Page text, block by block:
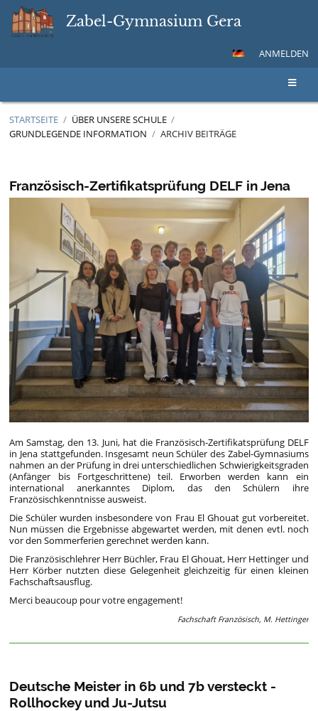
Zabel-Gymnasium Gera
ANMELDEN
STARTSEITE / ÜBER UNSERE SCHULE /
GRUNDLEGENDE INFORMATION / ARCHIV BEITRÄGE
Beiträge
Französisch-Zertifikatsprüfung DELF in Jena
Am Samstag, den 13. Juni, hat die Französisch-Zertifikatsprüfung DELF
in Jena stattgefunden. Insgesamt neun Schüler des Zabel-Gymnasiums
nahmen an der Prüfung in drei unterschiedlichen Schwierigkeitsgraden
(Anfänger bis Fortgeschrittene) teil. Erworben werden kann ein
international anerkanntes Diplom, das den Schülern ihre
Französischkenntnisse ausweist.
Die Schüler wurden insbesondere von Frau El Ghouat gut vorbereitet.
Nun müssen die Ergebnisse abgewartet werden, mit denen evtl. noch
vor den Sommerferien gerechnet werden kann.
Die Französischlehrer Herr Büchler, Frau El Ghouat, Herr Hettinger und
Herr Körber nutzten diese Gelegenheit gleichzeitig für einen kleinen
Fachschaftsausflug.
Merci beaucoup pour votre engagement!
Fachschaft Französisch, M. Hettinger
Deutsche Meister in 6b und 7b versteckt -
Rollhockey und Ju-Jutsu